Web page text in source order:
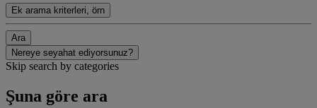
Ek arama kriterleri, örn
Ara
Nereye seyahat ediyorsunuz?
Skip search by categories
Şuna göre ara